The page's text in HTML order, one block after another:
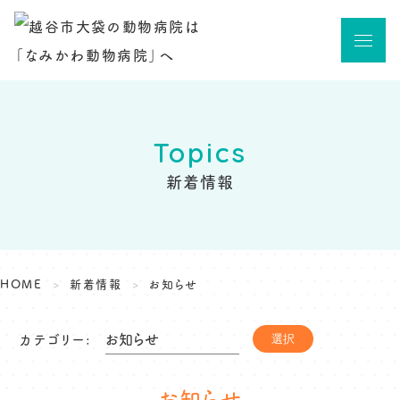
Topics
新着情報
HOME 新着情報 お知らせ
カテゴリー: 選択